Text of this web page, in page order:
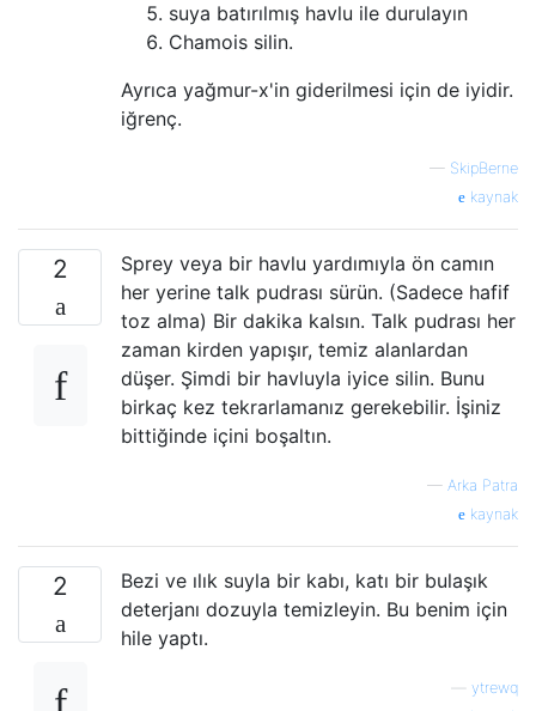
suya batırılmış havlu ile durulayın
Chamois silin.
Ayrıca yağmur-x'in giderilmesi için de iyidir.
iğrenç.
— SkipBerne
kaynak
2
Sprey veya bir havlu yardımıyla ön camın
her yerine talk pudrası sürün. (Sadece hafif
toz alma) Bir dakika kalsın. Talk pudrası her
zaman kirden yapışır, temiz alanlardan
düşer. Şimdi bir havluyla iyice silin. Bunu
birkaç kez tekrarlamanız gerekebilir. İşiniz
bittiğinde içini boşaltın.
— Arka Patra
kaynak
2
Bezi ve ılık suyla bir kabı, katı bir bulaşık
deterjanı dozuyla temizleyin. Bu benim için
hile yaptı.
ytrewq